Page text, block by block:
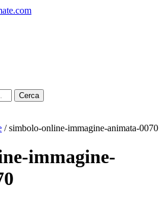
Cerca
/ simbolo-online-immagine-animata-0070
immagine-